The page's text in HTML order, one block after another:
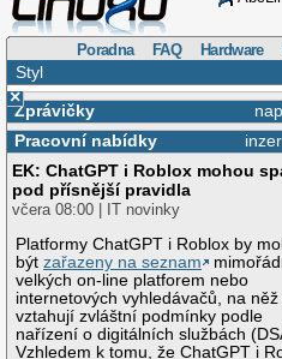
Poradna FAQ Hardware
Styl
×
Zprávičky
Pracovní nabídky
EK: ChatGPT i Roblox mohou
pod přísnější pravidla
včera 08:00 | IT novinky
Platformy ChatGPT i Roblox by
býtzařazeny na seznam
velkých on-line platforem nebo
internetových vyhledávačů, na něž
vztahují zvláštní podmínky podle
nařízení o digitálních službách
Vzhledem k tomu, že ChatGPT i